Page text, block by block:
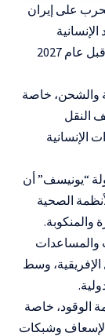
على إيران
العالمية، مؤكدة أن التعافي الكامل قد لا يتحقق قبل عام 2027
والشحن، خاصة
النقل
الإنسانية
“يونيسف” أن
الصحية
والمنكوبة.
والمساعدات
بعض الدول الإفريقية، وسط
الوقود، خاصة
وشبكات